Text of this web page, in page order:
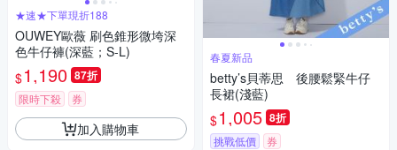
★速★下單現折188
OUWEY歐薇 刷色錐形微垮深
色牛仔褲(深藍；S-L)
$1,190 87折
限時下殺 券
加入購物車
春夏新品
betty’s貝蒂思 後腰鬆緊牛仔
長裙(淺藍)
$1,005 8折
挑戰低價 券